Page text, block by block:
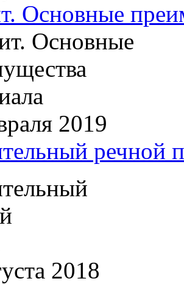
Основные
2019
речной
2018